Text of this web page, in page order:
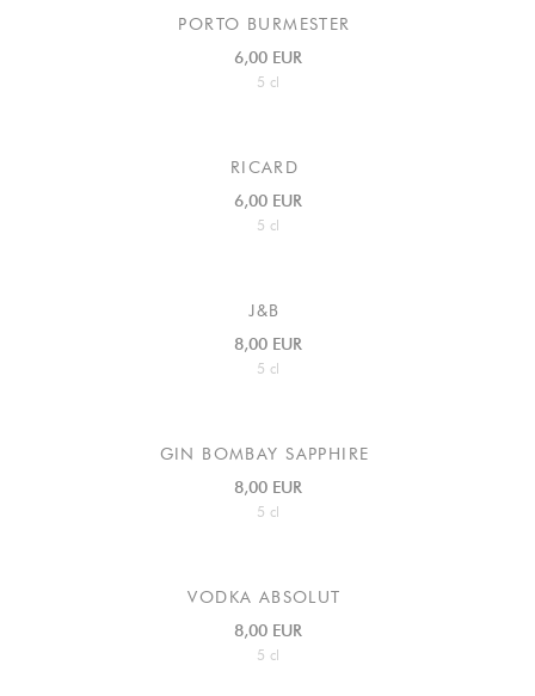
PORTO BURMESTER
6,00 EUR
5 cl
RICARD
6,00 EUR
5 cl
J&B
8,00 EUR
5 cl
GIN BOMBAY SAPPHIRE
8,00 EUR
5 cl
VODKA ABSOLUT
8,00 EUR
5 cl